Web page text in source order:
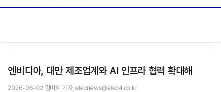
엔비디아, 대만 제조업계와 AI 인프라 협력 확대해
2026-06-02 김미혜 기자, elecnews@elec4.co.kr